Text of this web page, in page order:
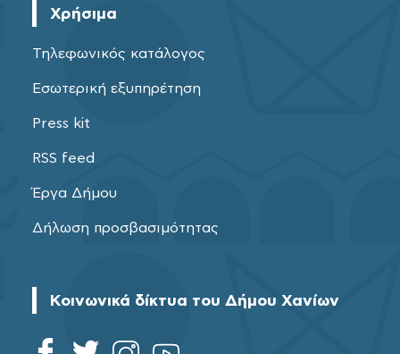
Χρήσιμα
Τηλεφωνικός κατάλογος
Εσωτερική εξυπηρέτηση
Press kit
RSS feed
Έργα Δήμου
Δήλωση προσβασιμότητας
Κοινωνικά δίκτυα του Δήμου Χανίων